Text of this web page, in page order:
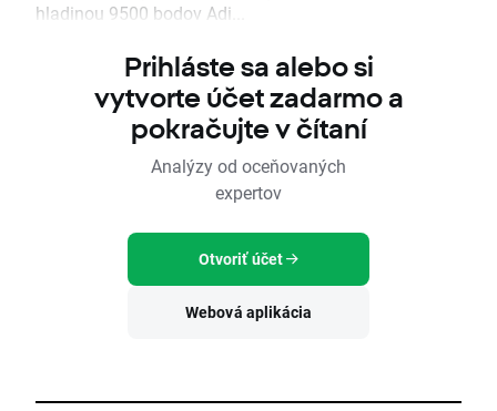
hladinou 9500 bodov Adi...
Prihláste sa alebo si
vytvorte účet zadarmo a
pokračujte v čítaní
Analýzy od oceňovaných
expertov
Otvoriť účet
Webová aplikácia